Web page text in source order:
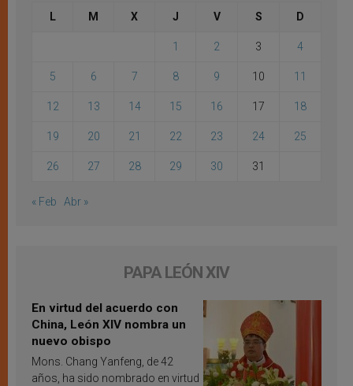
L M X J V S D
1 2 3 4
5 6 7 8 9 10 11
12 13 14 15 16 17 18
19 20 21 22 23 24 25
26 27 28 29 30 31
« Feb Abr »
PAPA LEÓN XIV
En virtud del acuerdo con
China, León XIV nombra un
nuevo obispo
Mons. Chang Yanfeng, de 42
años, ha sido nombrado en virtud